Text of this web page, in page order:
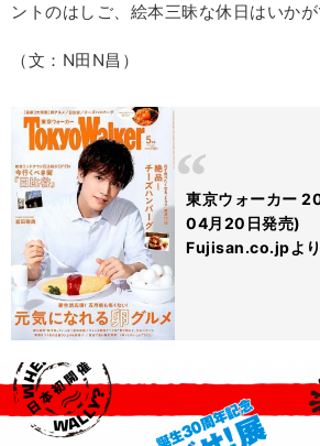
ントのはしご、絵本三昧な休日はいかが
（文：N田N昌）
東京ウォーカー
04月20日発売)
Fujisan.co.jpより